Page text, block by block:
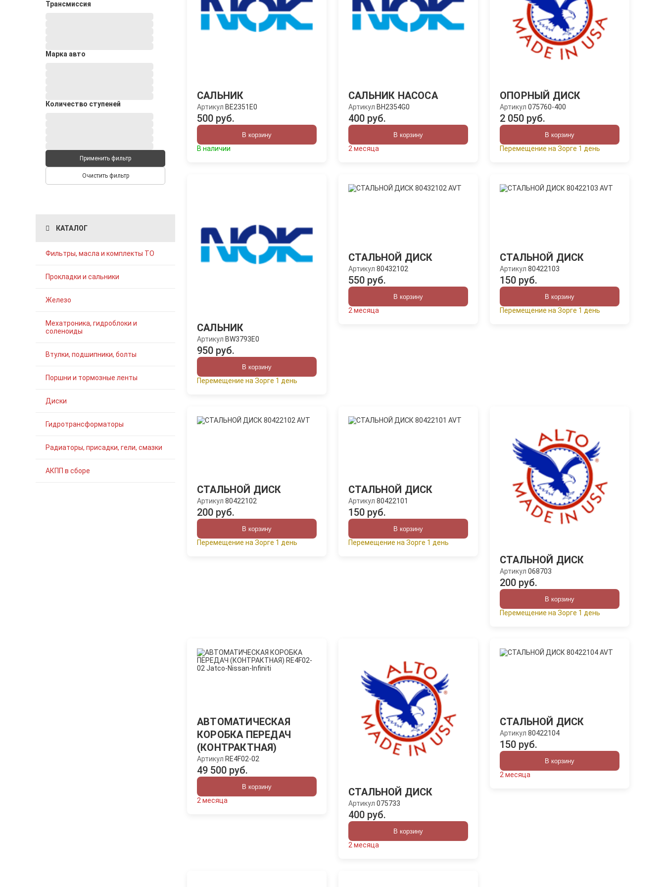
Трансмиссия
Марка авто
Количество ступеней
Применить фильтр
Очистить фильтр
КАТАЛОГ
Фильтры, масла и комплекты ТО
Прокладки и сальники
Железо
Мехатроника, гидроблоки и
соленоиды
Втулки, подшипники, болты
Поршни и тормозные ленты
Диски
Гидротрансформаторы
Радиаторы, присадки, гели, смазки
АКПП в сборе
САЛЬНИК
Артикул BE2351E0
500 руб.
В корзину
В наличии
САЛЬНИК НАСОСА
Артикул BH2354G0
400 руб.
В корзину
2 месяца
ОПОРНЫЙ ДИСК
Артикул 075760-400
2 050 руб.
В корзину
Перемещение на Зорге 1 день
САЛЬНИК
Артикул BW3793E0
950 руб.
В корзину
Перемещение на Зорге 1 день
СТАЛЬНОЙ ДИСК
Артикул 80432102
550 руб.
В корзину
2 месяца
СТАЛЬНОЙ ДИСК
Артикул 80422103
150 руб.
В корзину
Перемещение на Зорге 1 день
СТАЛЬНОЙ ДИСК
Артикул 80422102
200 руб.
В корзину
Перемещение на Зорге 1 день
СТАЛЬНОЙ ДИСК
Артикул 80422101
150 руб.
В корзину
Перемещение на Зорге 1 день
СТАЛЬНОЙ ДИСК
Артикул 068703
200 руб.
В корзину
Перемещение на Зорге 1 день
АВТОМАТИЧЕСКАЯ
КОРОБКА ПЕРЕДАЧ
(КОНТРАКТНАЯ)
Артикул RE4F02-02
49 500 руб.
В корзину
2 месяца
СТАЛЬНОЙ ДИСК
Артикул 075733
400 руб.
В корзину
2 месяца
СТАЛЬНОЙ ДИСК
Артикул 80422104
150 руб.
В корзину
2 месяца